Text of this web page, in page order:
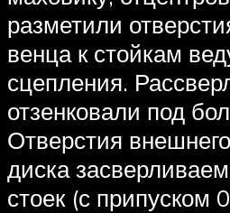
разметили
венца к стойкам
сцепления.
отзенковали под
Отверстия
диска
стоек (с припуском